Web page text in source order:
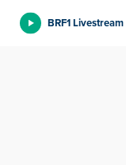
BRF1 Livestream